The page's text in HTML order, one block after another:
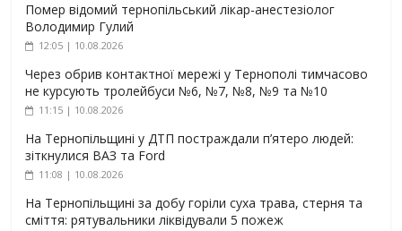
Помер відомий тернопільський лікар-анестезіолог
Володимир Гулий
12:05 | 10.08.2026
Через обрив контактної мережі у Тернополі тимчасово
не курсують тролейбуси №6, №7, №8, №9 та №10
11:15 | 10.08.2026
На Тернопільщині у ДТП постраждали п’ятеро людей:
зіткнулися ВАЗ та Ford
11:08 | 10.08.2026
На Тернопільщині за добу горіли суха трава, стерня та
сміття: рятувальники ліквідували 5 пожеж